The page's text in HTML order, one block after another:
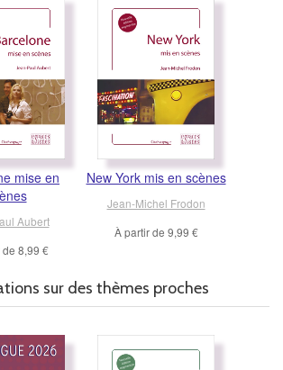
mise en
Aubert
de 8,99 €
New York mis en scènes
Jean-Michel Frodon
À partir de 9,99 €
sur des thèmes proches